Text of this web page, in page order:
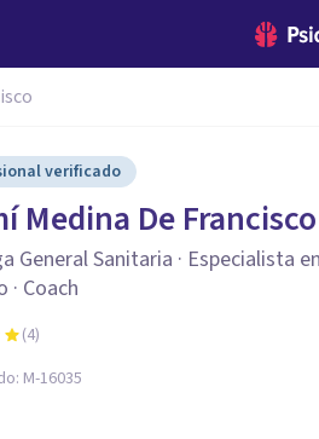
verificado
Medina De Francisco
General Sanitaria · Especialista
· Coach
(4)
M-16035